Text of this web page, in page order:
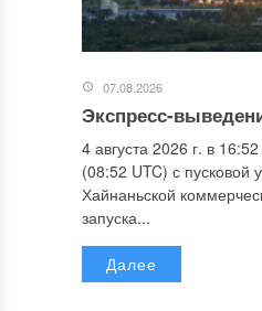
07.08.2026
Экспресс-
4 августа 2026 г. в
(08:52 UTC) с пусковой
Хайнаньской
запуска...
Далее